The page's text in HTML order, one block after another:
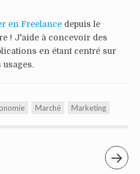
en Freelance depuis le
! J'aide à concevoir des
en étant centré sur
usages.
Marché Marketing